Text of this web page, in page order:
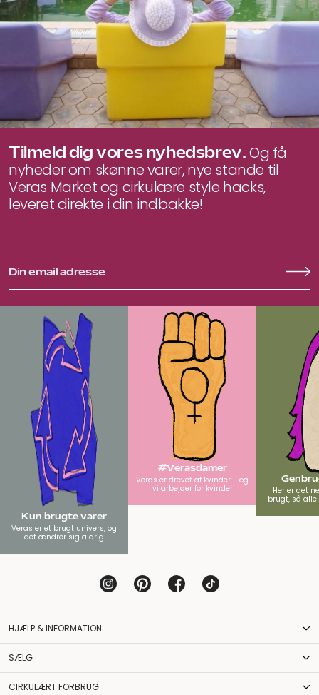
Tilmeld dig vores nyhedsbrev.Og få
nyheder om skønne varer, nye stande til
Veras Market og cirkulære style hacks,
leveret direkte i din indbakke!
Kun brugte varer
Veras er et brugt univers, og
det ændrer sig aldrig
#Verasdamer
Veras er drevet af kvinder - og
vi arbejder for kvinder
Her er det
brugt, så
HJÆLP & INFORMATION
SÆLG
CIRKULÆRT FORBRUG